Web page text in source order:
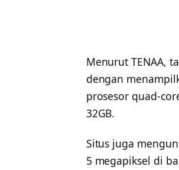
Menurut TENAA,
dengan
prosesor quad-
32GB.
Situs juga
5 megapiksel di